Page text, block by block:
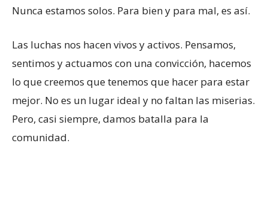
Nunca estamos solos. Para bien y para mal, es así.
Las luchas nos hacen vivos y activos. Pensamos,
sentimos y actuamos con una convicción, hacemos
lo que creemos que tenemos que hacer para estar
mejor. No es un lugar ideal y no faltan las miserias.
Pero, casi siempre, damos batalla para la
comunidad.